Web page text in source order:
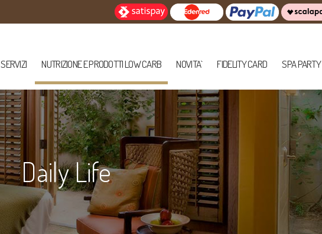
SERVIZI NUTRIZIONE E PRODOTTI LOW CARB NOVITA` FIDELITY CARD SPA PARTY
Daily Life